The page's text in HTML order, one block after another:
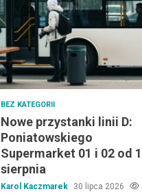
BEZ KATEGORII
Nowe przystanki linii D:
Poniatowskiego
Supermarket 01 i 02 od 1
sierpnia
Karol Kaczmarek 30 lipca 2026